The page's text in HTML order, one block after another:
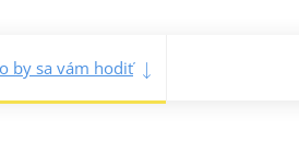
by sa vám hodiť